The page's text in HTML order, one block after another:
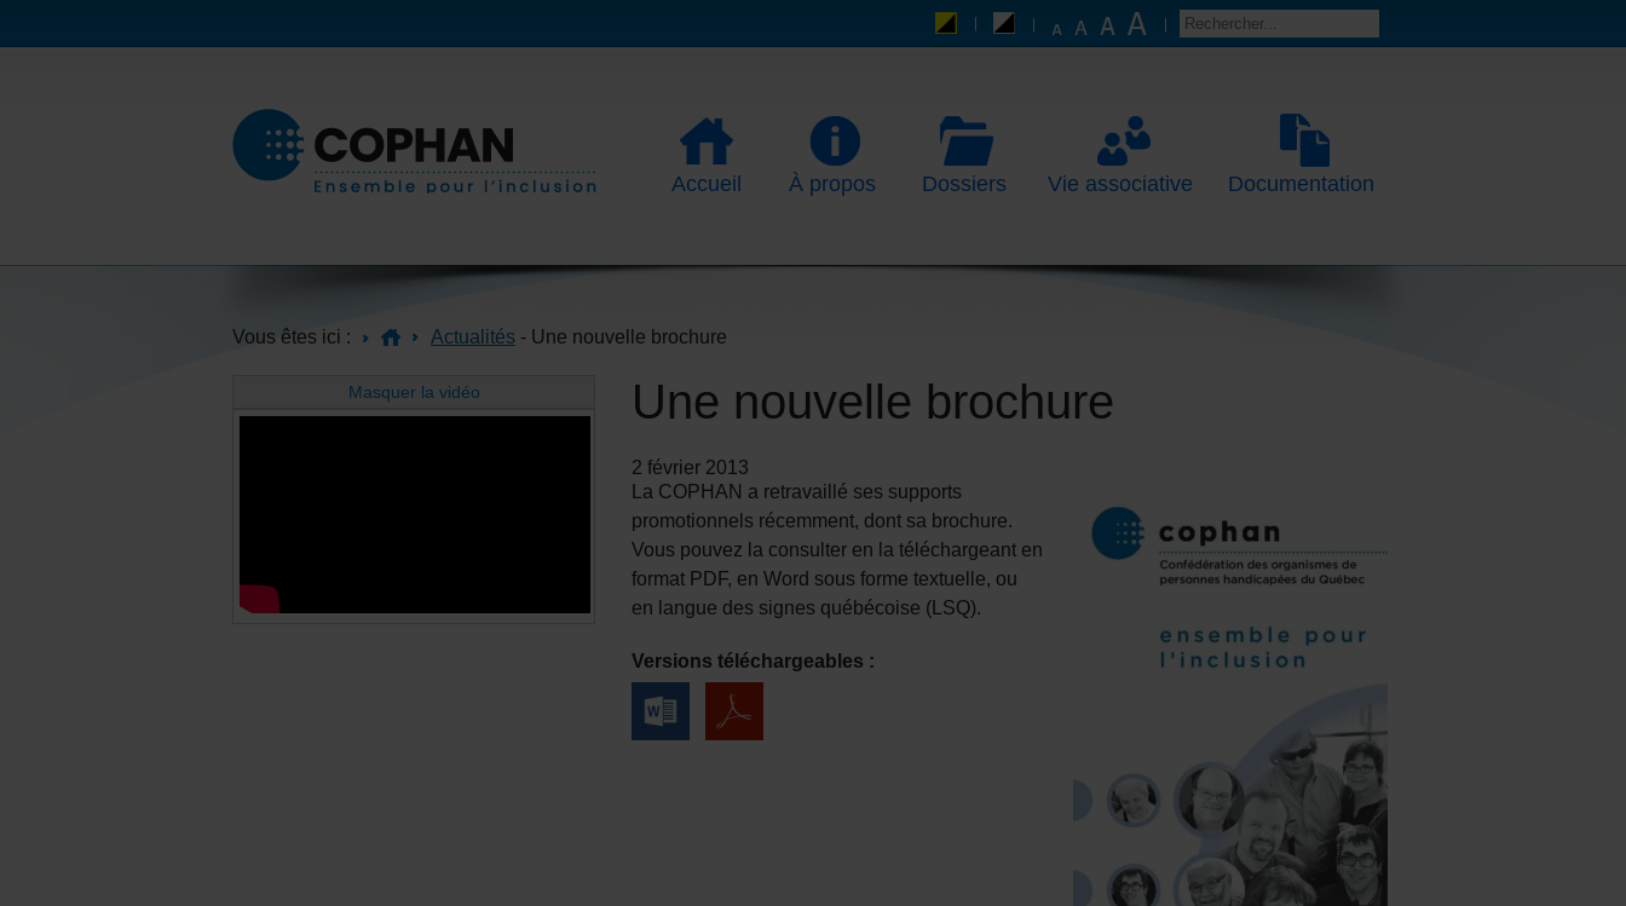
Accueil À propos Dossiers Vie associative Documentation
Vous êtes ici : Actualités - Une nouvelle brochure
Masquer la vidéo Une nouvelle brochure
2 février 2013
La COPHAN a retravaillé ses supports
promotionnels récemment, dont sa brochure.
Vous pouvez la consulter en la téléchargeant en
format PDF, en Word sous forme textuelle, ou
en langue des signes québécoise (LSQ).
Versions téléchargeables :